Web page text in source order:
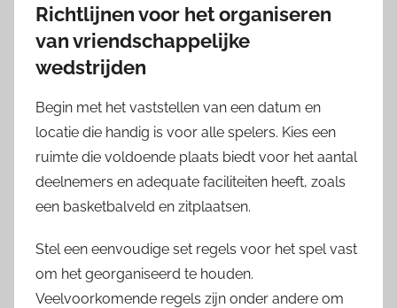
Richtlijnen voor het organiseren
van vriendschappelijke
wedstrijden
Begin met het vaststellen van een datum en
locatie die handig is voor alle spelers. Kies een
ruimte die voldoende plaats biedt voor het aantal
deelnemers en adequate faciliteiten heeft, zoals
een basketbalveld en zitplaatsen.
Stel een eenvoudige set regels voor het spel vast
om het georganiseerd te houden.
Veelvoorkomende regels zijn onder andere om